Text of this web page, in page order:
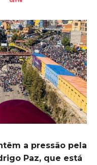
a pressão pela
Paz, que está